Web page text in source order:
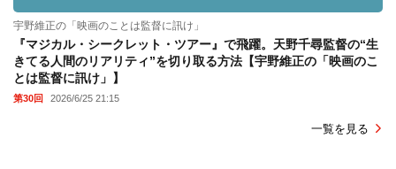
宇野維正の「映画のことは監督に訊け」
『マジカル・シークレット・ツアー』で飛躍。天野千尋監督の“生
きてる人間のリアリティ”を切り取る方法【宇野維正の「映画のこ
とは監督に訊け」】
第30回 2026/6/25 21:15
一覧を見る